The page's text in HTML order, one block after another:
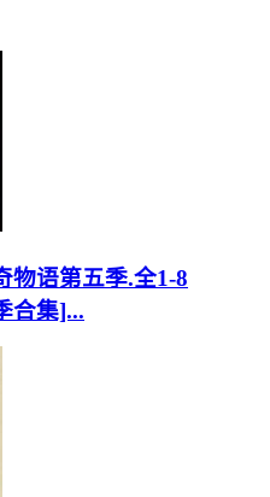
物语第五季.全1-8
合集]...